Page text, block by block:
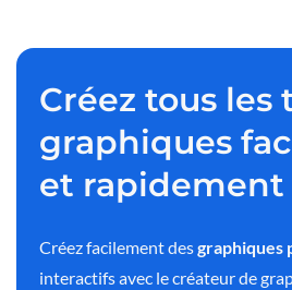
Créez tous les
graphiques
et rapidement
Créez facilement desgraphiques
interactifs avec le créateur de